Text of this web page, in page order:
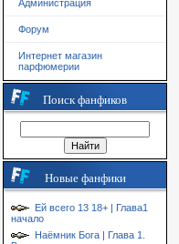
Администрация
Форум
Интернет магазин
парфюмерии
Поиск фанфиков
Новые фанфики
Ей всего 13 18+ | Глава1
начало
Наёмник Бога | Глава 1.